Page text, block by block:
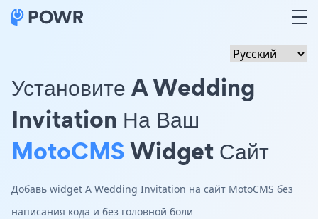
Установите A Wedding
Invitation На Ваш
MotoCMSWidget Сайт
Добавь widget A Wedding Invitation на сайт MotoCMS без
написания кода и без головной боли